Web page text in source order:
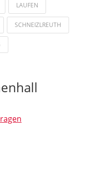
LAUFEN
SCHNEIZLREUTH